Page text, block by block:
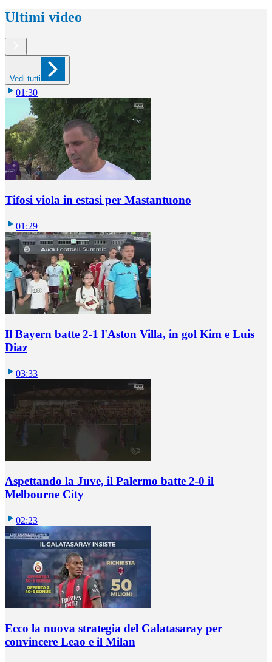
Ultimi video
Vedi tutti
01:30
Tifosi viola in estasi per Mastantuono
01:29
Il Bayern batte 2-1 l'Aston Villa, in gol Kim e Luis
Diaz
03:33
Aspettando la Juve, il Palermo batte 2-0 il
Melbourne City
02:23
Ecco la nuova strategia del Galatasaray per
convincere Leao e il Milan